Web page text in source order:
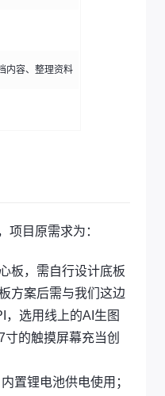
内容、整理资料
项目原需求为：
板，需自行设计底板
方案后需与我们这边
，选用线上的AI生图
的触摸屏幕充当创
置锂电池供电使用；